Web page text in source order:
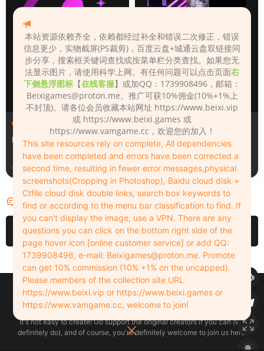
Monica_2_2_2
1天前
人物（Looks）
Lizhen2025
2天前
评论 1
请先登录
Copyleft © 2022-2026 beixi.vip - All Rights Freedom！
创作不易！有能力的同学可以去支持一下原创作者（我们绝对支持），当然
了，您加入这里我们也绝对欢迎！
It's not easy to create! Go support the original creators if you can (we
definitely do), and of course, you're definitely welcome to join us here!
本站资源依赖齐全，依赖都经过补全和错误二次修正，错误
信息更少，实物截屏(PS裁剪)，百度云盘+城通云盘双链接同
步分享，搜索框关键词查找或按菜单栏分类查找。如果您无
法显示图片，请使用科学上网。有任何问题可以点击页面右
下侧悬浮图标 【在线客服】或加QQ：1739908496，邮箱：
Beixigames@proton.me。推广可获10%佣金(10%+1%上
不封顶)。请各位会员收藏本站网址 https://www.beixi.vip
或 https://www.beixi.games 或
https://www.vamgame.cc，欢迎您的加入！
This site resources rely on complete, All dependencies
have been completed and errors have been corrected a
second time, resulting in fewer error messages,physical
screenshots(Cropping in Photoshop), Baidu cloud disk +
Ctfile cloud disk double links, search box keywords to
find or according to the menu bar classification to find. If
you can't display the image, use a VPN. There are any
questions you can click on the bottom right side of the
page hover icon [online customer service] or add QQ:
1739908496, e-mail: Beixigames@proton.me. Promote
can get 10% commission (10% +1% on the uncapped).
Please members of the collection site URL
https://www.beixi.vip or https://www.beixi.games or
https://www.vamgame.cc, welcome to join!